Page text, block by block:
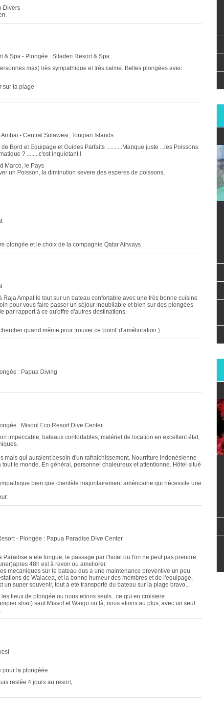
Divers
& Spa - Plongée : Siladen Resort & Spa
max) très sympathique et très calme. Belles plongées avec
sur la plage
- Central Sulawesi, Tongian Islands
Bord et Equipage et Guides Parfaits ...........Manque juste ...les Poissons
? ........c'est inquietant !
Marco, le Pays
un Poisson, la diminution severe des esperes de poissons,
plongée et le choix de la compagnie Qatar Airways
Ampat le tout sur un bateau confortable avec une très bonne cuisine
pour vous faire passer un séjour inoubliable et bien sur des plongées
par rapport à ce qu'offre d'autres destinations.
quand même pour trouver ce 'point' d'amélioration )
: Papua Diving
: Misool Eco Resort Dive Center
impeccable, bateaux confortables, matériel de location en excellent état,
mais qui auraient besoin d'un rafraichissement. Nourriture indonésienne
le monde. En général, personnel chaleureux et attentionné. Hôtel situé
bien que clientèle majoritairement américaine qui nécessite une
- Plongée : Papua Paradise Dive Center
Paradise a ete longue, le passage par l'hotel ou l'on ne peut pas prendre
48h est à revoir ou ameliorer.
mecaniques sur le bateau dus a une maintenance preventive un peu
de Walacea, et la bonne humeur des membres et de l'equipage,
un super souvenir, tout à ete transporté du bateau sur la plage bravo...
lieux de plongée ou nous etions seuls...ce qui en croisiere
strait) sauf Missol et Waigo ou là, nous etions au plus, avec un seul
pour la plongéée
restée 4 jours au resort,